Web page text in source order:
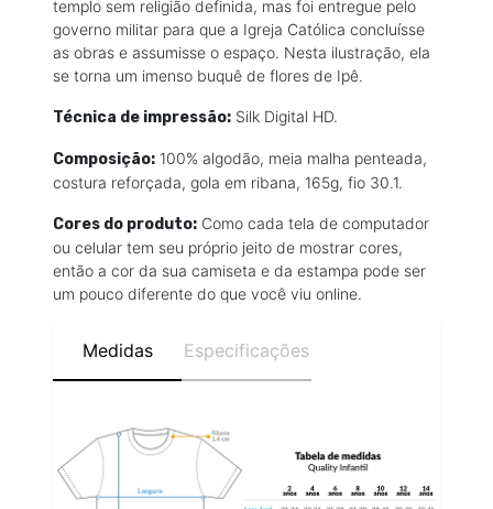
templo sem religião definida, mas foi entregue pelo
governo militar para que a Igreja Católica concluísse
as obras e assumisse o espaço. Nesta ilustração, ela
se torna um imenso buquê de flores de Ipê.
Técnica de impressão: Silk Digital HD.
Composição: 100% algodão, meia malha penteada,
costura reforçada, gola em ribana, 165g, fio 30.1.
Cores do produto: Como cada tela de computador
ou celular tem seu próprio jeito de mostrar cores,
então a cor da sua camiseta e da estampa pode ser
um pouco diferente do que você viu online.
Medidas Especificações